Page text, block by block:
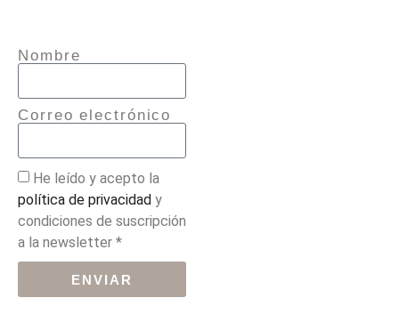
Nombre
Correo electrónico
He leído y acepto la
política de privacidad y
condiciones de suscripción
a la newsletter *
ENVIAR